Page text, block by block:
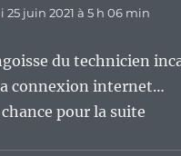
25 juin 2021 à 5 h 06 min
du technicien
connexion internet…
pour la suite